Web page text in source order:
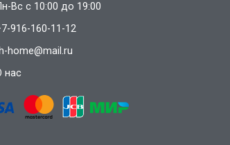
Вс с 10:00 до 19:00
916-160-11-12
home@mail.ru
нас